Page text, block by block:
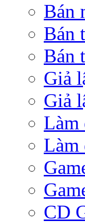
Bán
Bán
Bán
Giả
Giả
Làm
Làm
CD